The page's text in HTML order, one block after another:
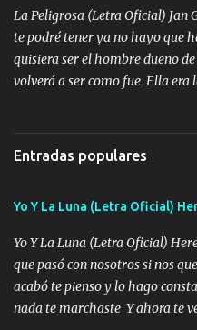
bien cuidado bien atrabancado
lo que hablo Entre lob...
La Peligrosa (Letra Oficial) Jan
te podré tener ya no hayo que
quisiera ser el hombre dueño
volverá a ser como fue Ella era
años solo pienso en ti mami no
Música Amar me duele estoy
pasión en la troca tus labios
quiero que sea nunca con otra
quieres en ese momento te
madre no quiero dejar de
chile quisiera ser menos de ti
encierra princesa tu sabes que
Entradas populares
Yo Y La Luna (Letra Oficial)
Yo Y La Luna (Letra Oficial)
que pasó con nosotros si nos
acabó te pienso y lo hago
nada te marchaste Y ahora te